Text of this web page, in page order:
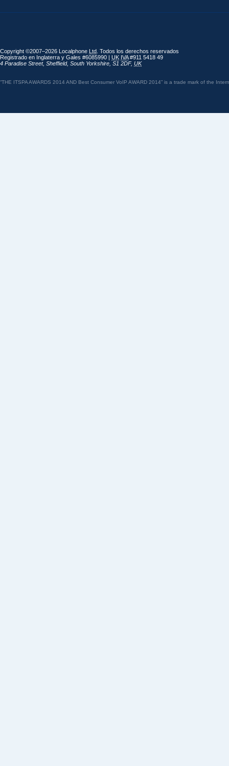
Copyright ©2007–2026 Localphone Ltd . Todos los derechos reservados
Registrado en Inglaterra y Gales #6085990 | UK IVA#911 5418 49
4 Paradise Street, Sheffield, South Yorkshire S1 2DF, UK
“THE ITSPA AWARDS 2014 AND Best Consumer VoIP AWARD 2014” is a trade mark of the